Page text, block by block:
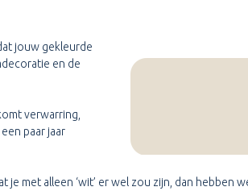
jouw gekleurde
en de
verwarring,
paar jaar
met alleen ‘wit’ er wel zou zijn, dan hebben